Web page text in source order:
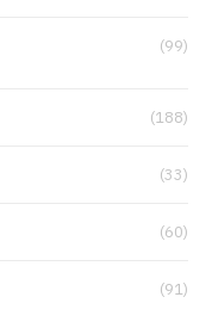
(99)
(188)
(33)
(60)
(91)